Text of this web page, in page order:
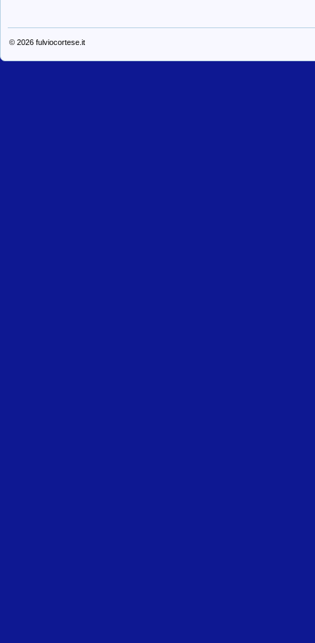
© 2026 fulviocortese.it